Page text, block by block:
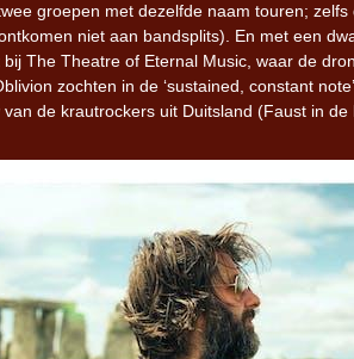
groepen met dezelfde naam touren;
niet aan bandsplits). En met een
bij The Theatre of Eternal Music, waar de
zochten in de ‘sustained, constant
van de krautrockers uit Duitsland (Faust in